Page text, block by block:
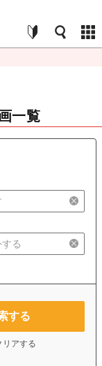
一覧
する
リアする